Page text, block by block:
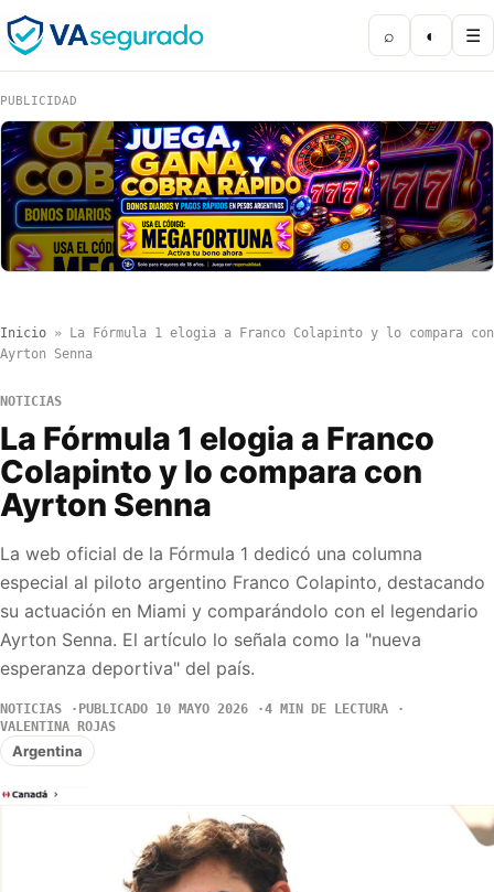
⌕ ◐ ☰
PUBLICIDAD
Inicio »
La Fórmula 1 elogia a Franco Colapinto y lo compara con
Ayrton Senna
NOTICIAS
La Fórmula 1 elogia a Franco
Colapinto y lo compara con
Ayrton Senna
La web oficial de la Fórmula 1 dedicó una columna
especial al piloto argentino Franco Colapinto, destacando
su actuación en Miami y comparándolo con el legendario
Ayrton Senna. El artículo lo señala como la "nueva
esperanza deportiva" del país.
NOTICIAS PUBLICADO 10 MAYO 2026
4 MIN DE LECTURA
VALENTINA ROJAS
Argentina